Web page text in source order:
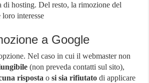
di hosting. Del resto, la rimozione del
loro interesse
a Google
Nel caso in cui il webmaster non
(non preveda contatti sul sito),
risposta osi sia rifiutato di applicare